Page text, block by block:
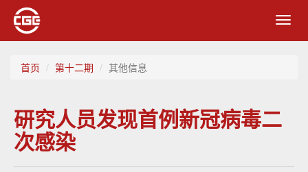
首页 第十二期 其他信息
研究人员发现首例新冠病毒二
次感染